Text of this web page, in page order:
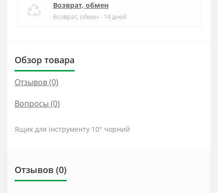
Возврат, обмен
Возврат, обмен - 14 дней
Обзор товара
Отзывов (0)
Вопросы (0)
Ящик для інструменту 10" чорний
Отзывов (0)